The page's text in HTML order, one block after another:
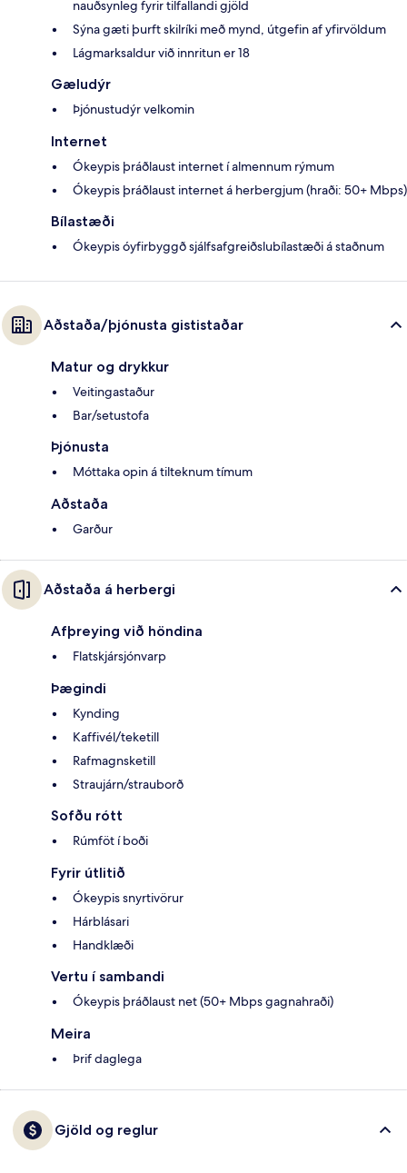
nauðsynleg fyrir tilfallandi gjöld
Sýna gæti þurft skilríki með mynd, útgefin af yfirvöldum
Lágmarksaldur við innritun er 18
Gæludýr
Þjónustudýr velkomin
Internet
Ókeypis þráðlaust internet í almennum rýmum
Ókeypis þráðlaust internet á herbergjum (hraði: 50+ Mbps)
Bílastæði
Ókeypis óyfirbyggð sjálfsafgreiðslubílastæði á staðnum
Aðstaða/þjónusta gististaðar
Matur og drykkur
Veitingastaður
Bar/setustofa
Þjónusta
Móttaka opin á tilteknum tímum
Aðstaða
Garður
Aðstaða á herbergi
Afþreying við höndina
Flatskjársjónvarp
Þægindi
Kynding
Kaffivél/teketill
Rafmagnsketill
Straujárn/strauborð
Sofðu rótt
Rúmföt í boði
Fyrir útlitið
Ókeypis snyrtivörur
Hárblásari
Handklæði
Vertu í sambandi
Ókeypis þráðlaust net (50+ Mbps gagnahraði)
Meira
Þrif daglega
Gjöld og reglur